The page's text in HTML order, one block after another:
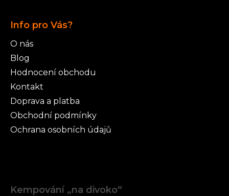
Info pro Vás?
O nás
Blog
Hodnocení obchodu
Kontakt
Doprava a platba
Obchodní podmínky
Ochrana osobních údajů
Kempování „na divoko“